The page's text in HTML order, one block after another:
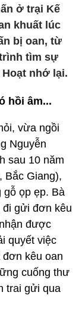
ở trại Kế
khuất lúc
bị oan, từ
tìm sự
nhớ lại.
hồi âm...
vừa ngồi
Nguyễn
sau 10 năm
Bắc Giang),
gỗ ọp ẹp. Bà
đi gửi đơn kêu
được
quyết việc
đơn kêu oan
cuống thư
trai gửi qua